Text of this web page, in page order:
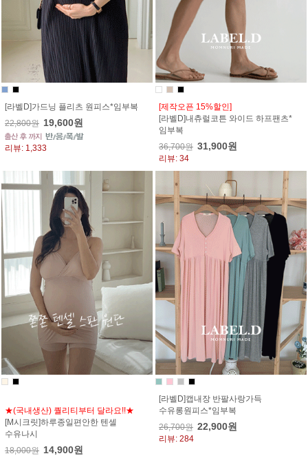
[라벨D]가드닝 플리츠 원피스*임부복
22,800원 19,600원
리뷰: 1,333
[제작오픈 15%할인]
[라벨D]내츄럴코튼 와이드 하프팬츠*
임부복
36,700원 31,900원
리뷰: 34
★(국내생산) 퀄리티부터 달라요!!★
[M시크릿]하루종일편안한 텐셀
수유나시
18,000원 14,900원
[라벨D]캡내장 반팔사랑가득
수유롱원피스*임부복
26,700원 22,900원
리뷰: 284